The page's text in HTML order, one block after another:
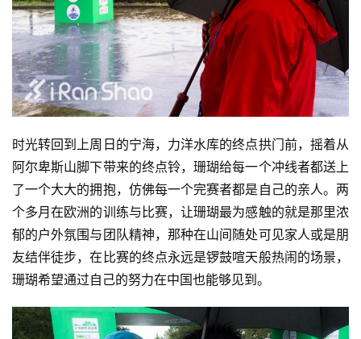
赛
观
察
装
备
训
时光转回到上周日的宁海，力洋水库的终点拱门前，摇着从
阿尔卑斯山脚下带来的终点铃，珊瑚给每一个冲线者都送上
了一个大大的拥抱，仿佛每一个完赛者都是自己的亲人。两
个多月在欧洲的训练与比赛，让珊瑚最为感触的就是那里浓
郁的户外氛围与团队精神，那种在山间随处可见家人或是朋
友结伴徒步，在比赛的终点永远是锣鼓喧天般热闹的场景，
珊瑚希望通过自己的努力在中国也能够见到。